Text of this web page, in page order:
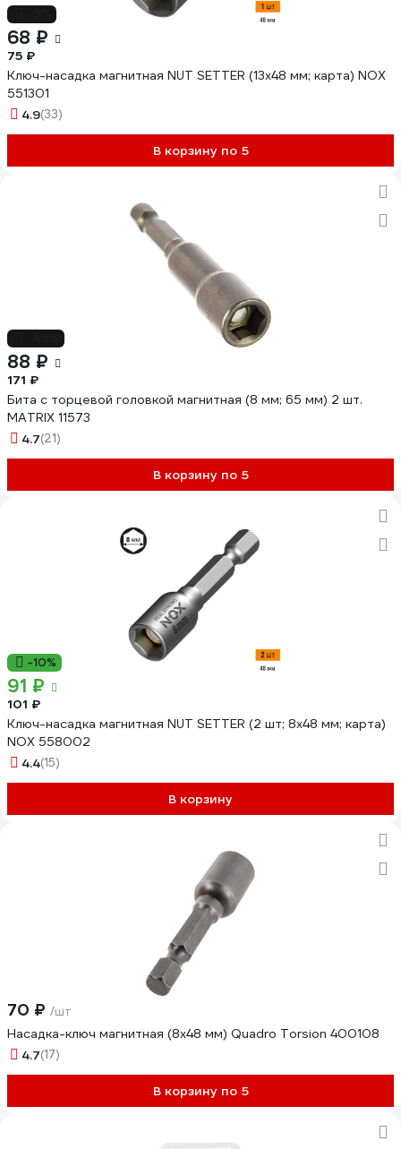
68 ₽
75 ₽
Ключ-насадка магнитная NUT SETTER (13x48 мм; карта) NOX
551301
4.9(33)
В корзину по 5
88 ₽
171 ₽
Бита с торцевой головкой магнитная (8 мм; 65 мм) 2 шт.
MATRIX 11573
4.7(21)
В корзину по 5
-10%
91 ₽
101 ₽
Ключ-насадка магнитная NUT SETTER (2 шт; 8x48 мм; карта)
NOX 558002
4.4(15)
В корзину
70 ₽ /шт
Насадка-ключ магнитная (8х48 мм) Quadro Torsion 400108
4.7(17)
В корзину по 5